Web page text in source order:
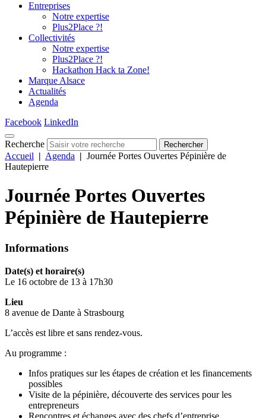
Entreprises
Notre expertise
Plus2Place ?!
Collectivités
Notre expertise
Plus2Place ?!
Hackathon Hack ta Zone!
Marque Alsace
Actualités
Agenda
Facebook LinkedIn
Recherche Rechercher
Accueil | Agenda | Journée Portes Ouvertes Pépinière de
Hautepierre
Journée Portes Ouvertes
Pépinière de Hautepierre
Informations
Date(s) et horaire(s)
Le 16 octobre de 13 à 17h30
Lieu
8 avenue de Dante à Strasbourg
L’accès est libre et sans rendez-vous.
Au programme :
Infos pratiques sur les étapes de création et les financements
possibles
Visite de la pépinière, découverte des services pour les
entrepreneurs
Rencontres et échanges avec des chefs d’entreprise